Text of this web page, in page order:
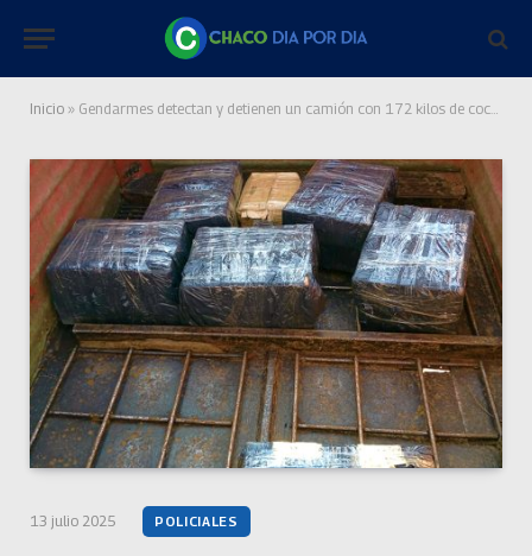
Inicio » Gendarmes detectan y detienen un camión con 172 kilos de cocaína en el Peaje de Makallé
13 julio 2025 POLICIALES